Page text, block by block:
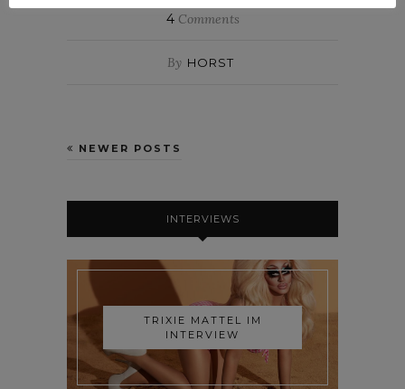
4Comments
By HORST
NEWER POSTS
INTERVIEWS
TRIXIE MATTEL IM
INTERVIEW